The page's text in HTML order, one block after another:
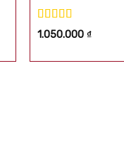
Được xếp
hạng5.005
1.050.000₫